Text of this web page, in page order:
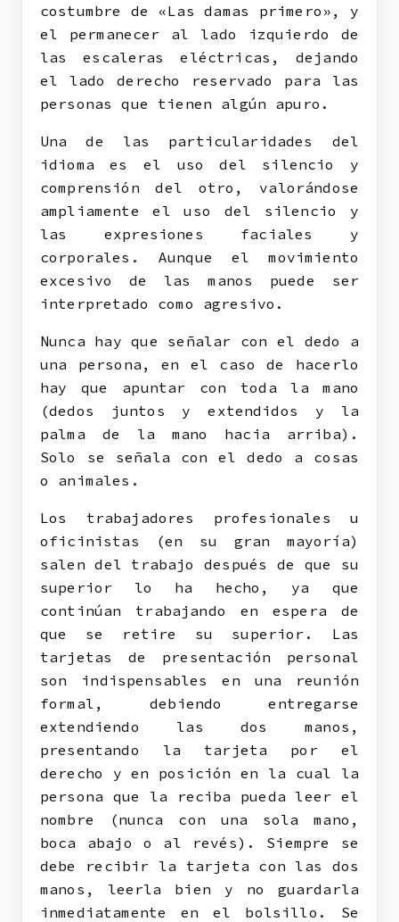
costumbre de «Las damas primero», y
el permanecer al lado izquierdo de
las escaleras eléctricas, dejando
el lado derecho reservado para las
personas que tienen algún apuro.
Una de las particularidades del
idioma es el uso del silencio y
comprensión del otro, valorándose
ampliamente el uso del silencio y
las expresiones faciales y
corporales. Aunque el movimiento
excesivo de las manos puede ser
interpretado como agresivo.
Nunca hay que señalar con el dedo a
una persona, en el caso de hacerlo
hay que apuntar con toda la mano
(dedos juntos y extendidos y la
palma de la mano hacia arriba).
Solo se señala con el dedo a cosas
o animales.
Los trabajadores profesionales u
oficinistas (en su gran mayoría)
salen del trabajo después de que su
superior lo ha hecho, ya que
continúan trabajando en espera de
que se retire su superior. Las
tarjetas de presentación personal
son indispensables en una reunión
formal, debiendo entregarse
extendiendo las dos manos,
presentando la tarjeta por el
derecho y en posición en la cual la
persona que la reciba pueda leer el
nombre (nunca con una sola mano,
boca abajo o al revés). Siempre se
debe recibir la tarjeta con las dos
manos, leerla bien y no guardarla
inmediatamente en el bolsillo. Se